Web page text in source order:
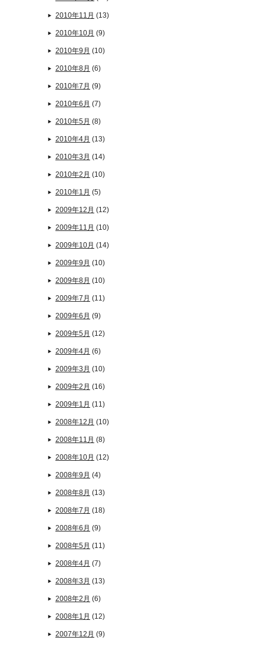
2010年11月 (13)
2010年10月 (9)
2010年9月 (10)
2010年8月 (6)
2010年7月 (9)
2010年6月 (7)
2010年5月 (8)
2010年4月 (13)
2010年3月 (14)
2010年2月 (10)
2010年1月 (5)
2009年12月 (12)
2009年11月 (10)
2009年10月 (14)
2009年9月 (10)
2009年8月 (10)
2009年7月 (11)
2009年6月 (9)
2009年5月 (12)
2009年4月 (6)
2009年3月 (10)
2009年2月 (16)
2009年1月 (11)
2008年12月 (10)
2008年11月 (8)
2008年10月 (12)
2008年9月 (4)
2008年8月 (13)
2008年7月 (18)
2008年6月 (9)
2008年5月 (11)
2008年4月 (7)
2008年3月 (13)
2008年2月 (6)
2008年1月 (12)
2007年12月 (9)